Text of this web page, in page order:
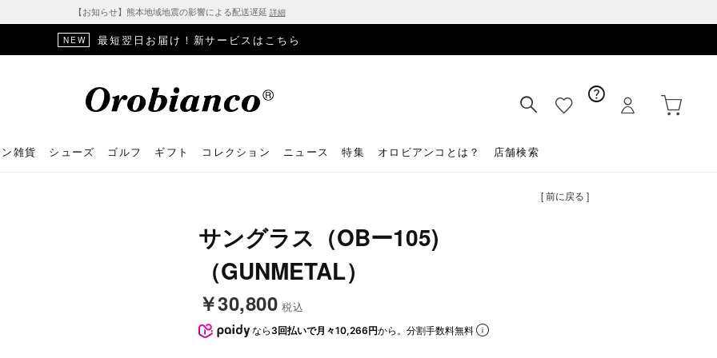
【お知らせ】熊本地域地震の影響による配送遅延 詳細
NEW 最短翌日お届け！新サービスはこちら
雑貨 シューズ ゴルフ ギフト コレクション ニュース 特集 オロビアンコとは？ 店舗検索
[ 前に戻る ]
サングラス（OBー105)
（GUNMETAL）
￥30,800 税込
なら 3回払いで月々10,266円から。分割手数料無料